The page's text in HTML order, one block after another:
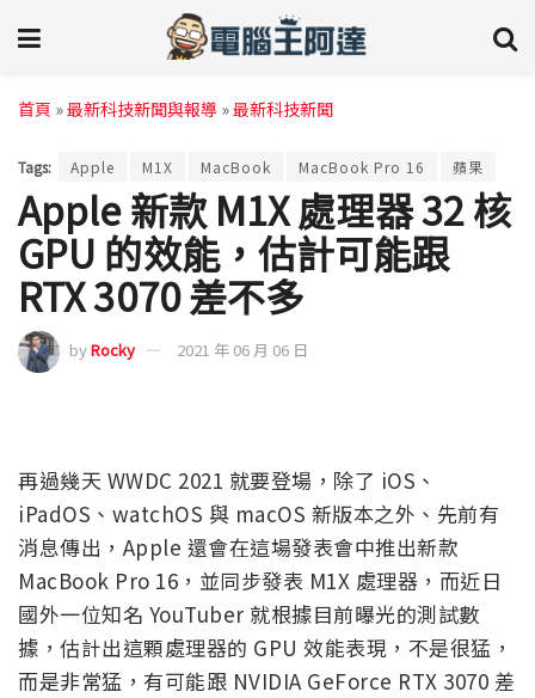
首頁 »最新科技新聞與報導 »最新科技新聞
Tags: Apple M1X MacBook MacBook Pro 16 蘋果
Apple 新款 M1X 處理器 32 核
GPU 的效能，估計可能跟
RTX 3070 差不多
byRocky 2021 年 06 月 06 日
再過幾天 WWDC 2021 就要登場，除了 iOS、
iPadOS、watchOS 與 macOS 新版本之外、先前有
消息傳出，Apple 還會在這場發表會中推出新款
MacBook Pro 16，並同步發表 M1X 處理器，而近日
國外一位知名 YouTuber 就根據目前曝光的測試數
據，估計出這顆處理器的 GPU 效能表現，不是很猛，
而是非常猛，有可能跟 NVIDIA GeForce RTX 3070 差